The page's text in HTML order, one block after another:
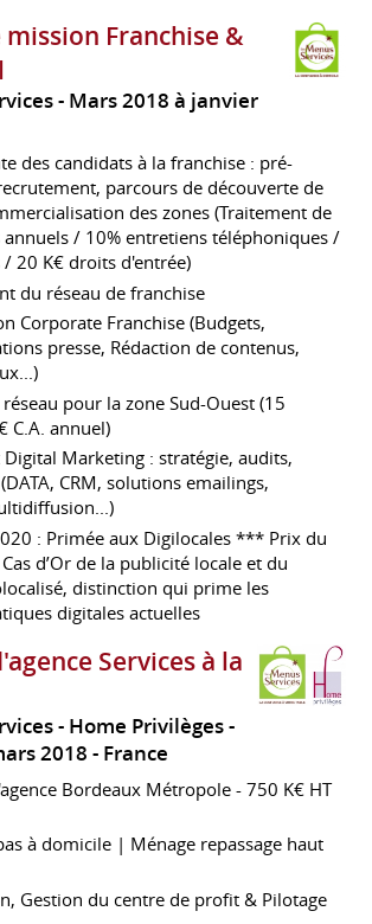
mission Franchise &
Mars 2018 à janvier
des candidats à la franchise : pré-
parcours de découverte de
des zones (Traitement de
/ 10% entretiens téléphoniques /
20 K€ droits d'entrée)
du réseau de franchise
Corporate Franchise (Budgets,
presse, Rédaction de contenus,
pour la zone Sud-Ouest (15
C.A. annuel)
Marketing : stratégie, audits,
CRM, solutions emailings,
: Primée aux Digilocales *** Prix du
d’Or de la publicité locale et du
distinction qui prime les
digitales actuelles
Services à la
- Home Privilèges
2018 France
Bordeaux Métropole - 750 K€ HT
à domicile | Ménage repassage haut
Gestion du centre de profit & Pilotage